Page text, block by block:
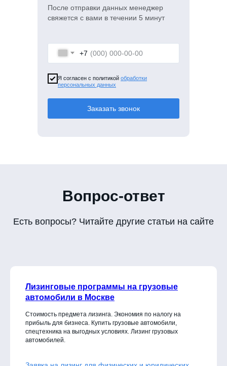
+7
Я согласен с политикой обработки
персональных данных
Заказать звонок
После отправки данных менеджер
свяжется с вами в течении 5 минут
Вопрос-ответ
Есть вопросы? Читайте другие статьи на сайте
Лизинговые программы на грузовые
автомобили в Москве
Стоимость предмета лизинга. Экономия по налогу на
прибыль для бизнеса. Купить грузовые автомобили,
спецтехника на выгодных условиях. Лизинг грузовых
автомобилей.